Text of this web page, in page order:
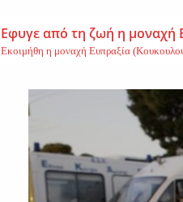
Εφυγε από τη ζωή η μοναχή
Εκοιμήθη η μοναχή Ευπραξία
Νέο εργατικό δυστύχημα-
Τη ζωή του έχασε ένας 59χρονος
Εφυγε από τη ζωή η
Εφυγε από τη ζωή η Αγγελική Σμυρναίου,...